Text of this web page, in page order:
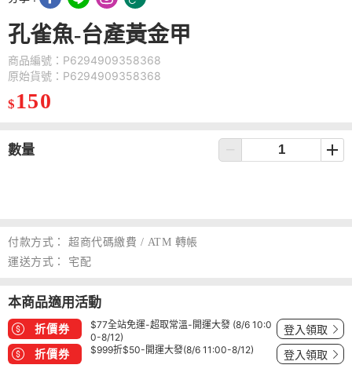
孔雀魚-台產黃金甲
商品編號：P6294909358368
原始貨號：P6294909358368
$ 150
數量
付款方式：
超商代碼繳費 / ATM 轉帳
運送方式：
宅配
本商品適用活動
折價券
$77全站免運-超取常溫-開運大發 (8/6 10:0
0-8/12)
登入領取
折價券 $999折$50-開運大發(8/6 11:00-8/12) 登入領取